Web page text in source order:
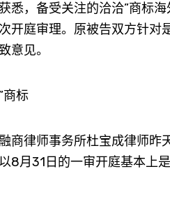
悉，备受关注的洽洽”商标海
开庭审理。原被告双方针对
意见。
商标
律师事务所杜宝成律师昨
8月31日的一审开庭基本上